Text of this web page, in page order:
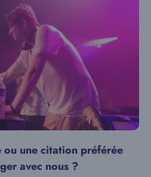
ou une citation préférée
avec nous ?